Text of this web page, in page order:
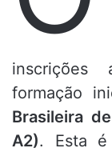
formação
Brasileira
A2). Esta é